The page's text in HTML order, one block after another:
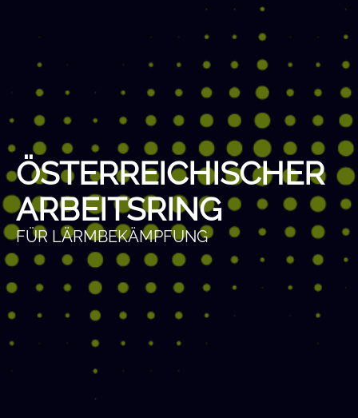
ÖSTERREICHISCHER
ARBEITSRING
FÜR LÄRMBEKÄMPFUNG